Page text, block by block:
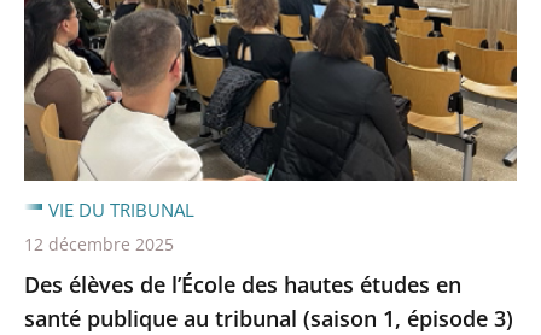
Des élèves de l’École des hautes études en
santé publique au tribunal (saison 1, épisode 3)
VIE DU TRIBUNAL
12 décembre 2025